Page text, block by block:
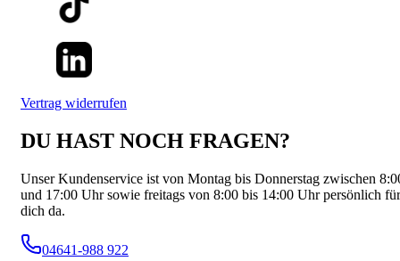
Vertrag widerrufen
DU HAST NOCH FRAGEN?
Unser Kundenservice ist von Montag bis Donnerstag zwischen
und 17:00 Uhr sowie freitags von 8:00 bis 14:00 Uhr persönlich für
dich da.
04641-988 922